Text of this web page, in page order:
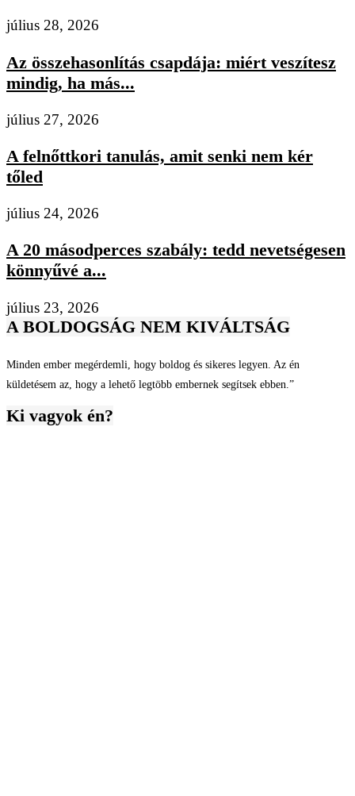
július 28, 2026
Az összehasonlítás csapdája: miért veszítesz
mindig, ha más...
július 27, 2026
A felnőttkori tanulás, amit senki nem kér
tőled
július 24, 2026
A 20 másodperces szabály: tedd nevetségesen
könnyűvé a...
július 23, 2026
A BOLDOGSÁG NEM KIVÁLTSÁG
Minden ember megérdemli, hogy boldog és sikeres legyen. Az én
küldetésem az, hogy a lehető legtöbb embernek segítsek ebben.”
Ki vagyok én?